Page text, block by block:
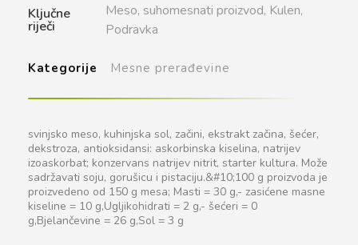
svinjsko meso, kuhinjska sol, začini, ekstrakt začina, šećer,
dekstroza, antioksidansi: askorbinska kiselina, natrijev
izoaskorbat; konzervans natrijev nitrit, starter kultura. Može
sadržavati soju, gorušicu i pistaciju.&#10;100 g proizvoda je
proizvedeno od 150 g mesa; Masti = 30 g,- zasićene masne
kiseline = 10 g,Ugljikohidrati = 2 g,- šećeri = 0
g,Bjelančevine = 26 g,Sol = 3 g
Ključne
riječi
Meso, suhomesnati proizvod, Kulen,
Podravka
Kategorije Mesne prerađevine